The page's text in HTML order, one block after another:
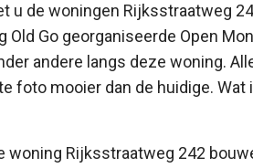
u de woningen Rijksstraatweg
Go georganiseerde Open
andere langs deze woning.
foto mooier dan de huidige. Wat
woning Rijksstraatweg 242